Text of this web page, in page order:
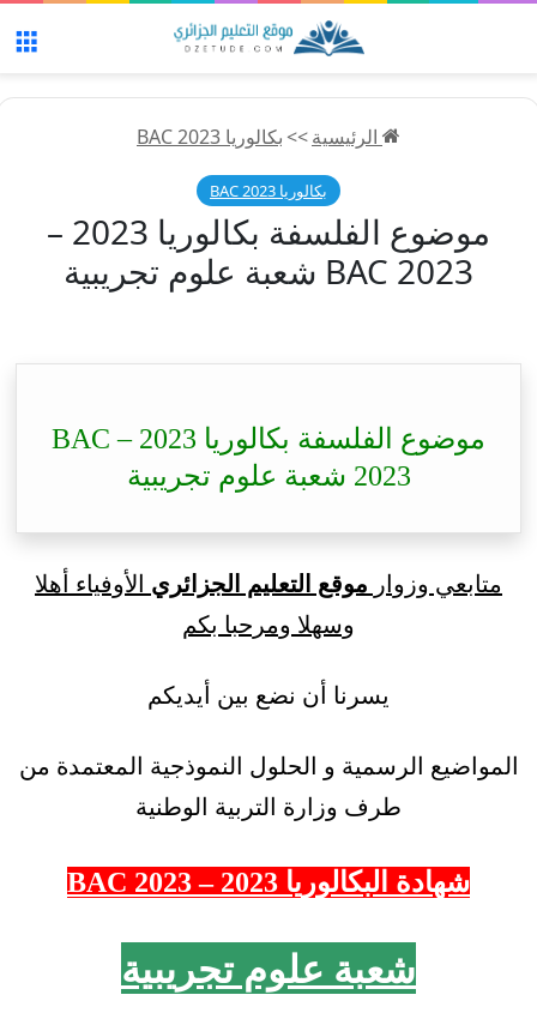
الرئيسية>>بكالوريا 2023 BAC
بكالوريا 2023 BAC
موضوع الفلسفة بكالوريا 2023 –
BAC 2023 شعبة علوم تجريبية
موضوع الفلسفة بكالوريا 2023 – BAC
2023 شعبة علوم تجريبية
متابعي وزوار موقع التعليم الجزائري الأوفياء أهلا
وسهلا ومرحبا بكم
يسرنا أن نضع بين أيديكم
المواضيع الرسمية و الحلول النموذجية المعتمدة من
طرف وزارة التربية الوطنية
شهادة البكالوريا 2023 – 2023 BAC
شعبة علوم تجريبية